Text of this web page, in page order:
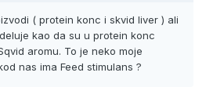
( protein konc i skvid liver ) ali
kao da su u protein konc
aromu. To je neko moje
nas ima Feed stimulans ?